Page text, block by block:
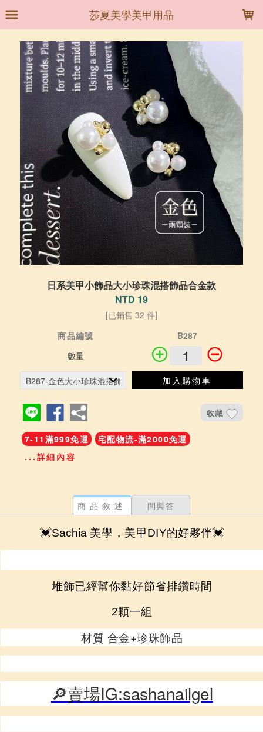
莎夏美學美甲用品
日系美甲小飾品大小珍珠混搭飾品合金款
NTD 19
[已銷售 32 件]
商品編號
B287
數量
加入購物車
收藏
7-11滿999免運
宅配物流-滿2000免運
...詳細內容
商品敘述 問與答